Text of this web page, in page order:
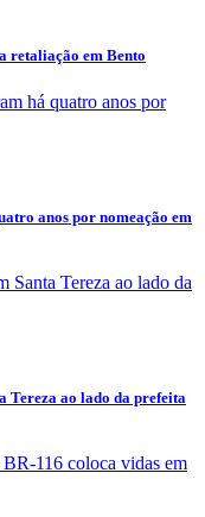
retaliação em Bento
anos por nomeação em
Tereza ao lado da prefeita